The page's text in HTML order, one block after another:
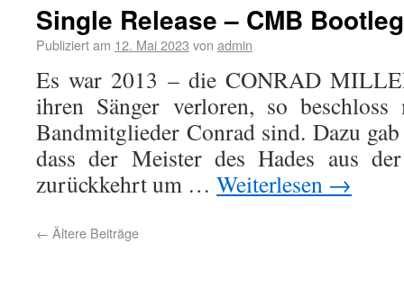
Single Release – CMB
Publiziert am 12. Mai 2023 von admin
Es war 2013 – die CONRAD
ihren Sänger verloren, so
Bandmitglieder Conrad sind. Dazu
dass der Meister des Hades aus
zurückkehrt um … Weiterlesen →
← Ältere Beiträge